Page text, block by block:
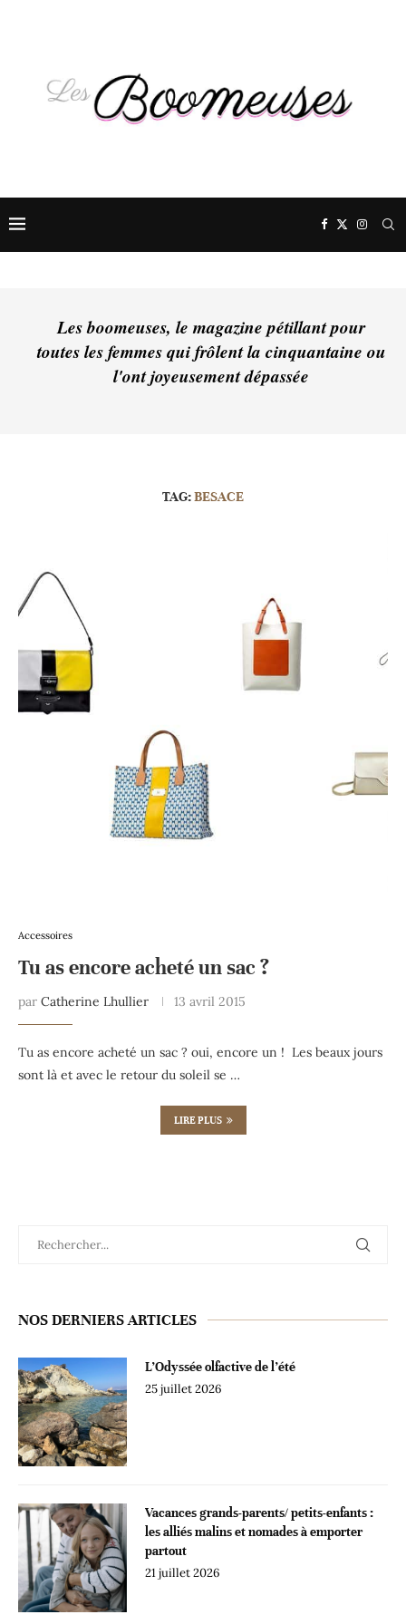
Les boomeuses, le magazine pétillant pour
toutes les femmes qui frôlent la cinquantaine ou
l'ont joyeusement dépassée
TAG:BESACE
Accessoires
Tu as encore acheté un sac ?
par Catherine Lhullier 13 avril 2015
Tu as encore acheté un sac ? oui, encore un ! Les beaux jours
sont là et avec le retour du soleil se …
LIRE PLUS
NOS DERNIERS ARTICLES
L’Odyssée olfactive de l’été
25 juillet 2026
Vacances grands-parents/ petits-enfants :
les alliés malins et nomades à emporter
partout
21 juillet 2026